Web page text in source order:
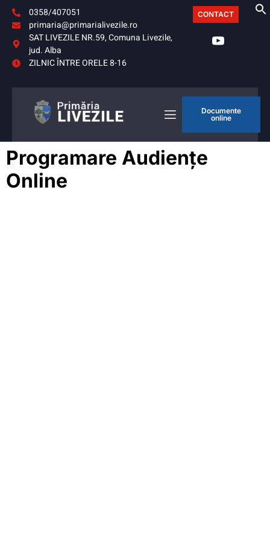
0358/407051
primaria@primarialivezile.ro
SAT LIVEZILE NR.59, Comuna Livezile,
jud. Alba
ZILNIC ÎNTRE ORELE 8-16
CONTACT
Documente
online
Programare Audiențe
Online